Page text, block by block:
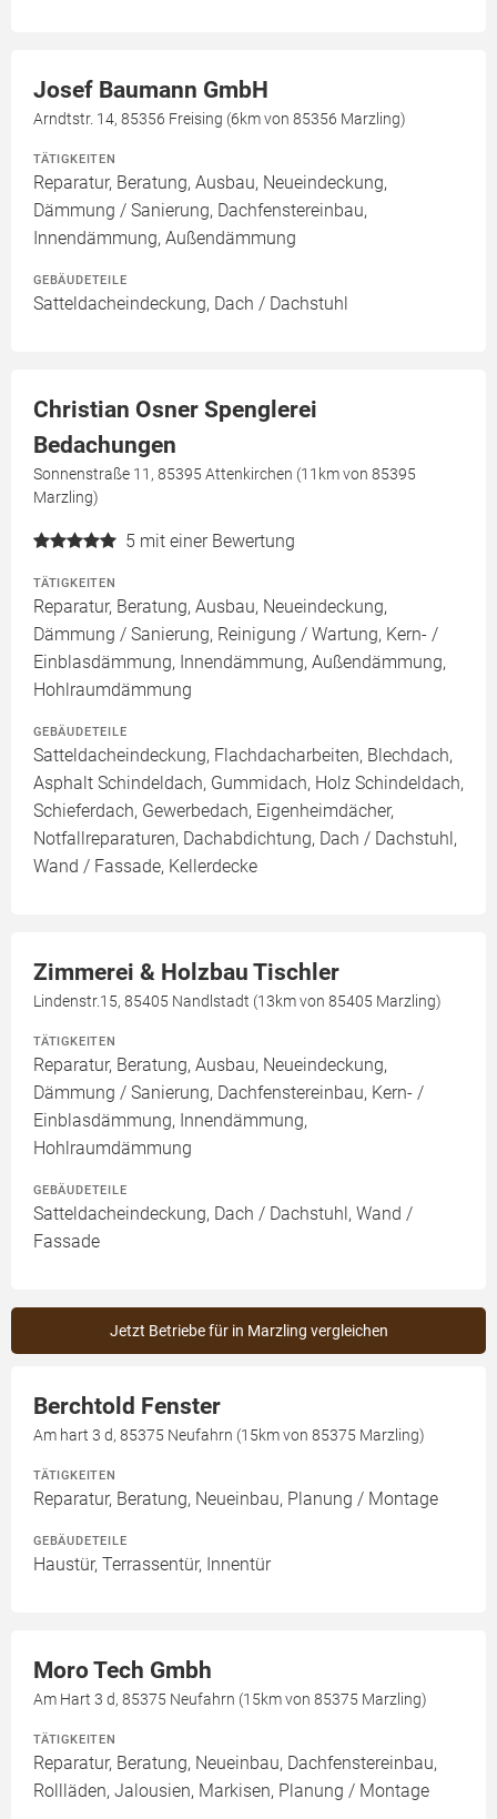
Josef Baumann GmbH
Arndtstr. 14, 85356 Freising (6km von 85356 Marzling)
TÄTIGKEITEN
Reparatur, Beratung, Ausbau, Neueindeckung,
Dämmung / Sanierung, Dachfenstereinbau,
Innendämmung, Außendämmung
GEBÄUDETEILE
Satteldacheindeckung, Dach / Dachstuhl
Christian Osner Spenglerei
Bedachungen
Sonnenstraße 11, 85395 Attenkirchen (11km von 85395
Marzling)
5 mit einer Bewertung
TÄTIGKEITEN
Reparatur, Beratung, Ausbau, Neueindeckung,
Dämmung / Sanierung, Reinigung / Wartung, Kern- /
Einblasdämmung, Innendämmung, Außendämmung,
Hohlraumdämmung
GEBÄUDETEILE
Satteldacheindeckung, Flachdacharbeiten, Blechdach,
Asphalt Schindeldach, Gummidach, Holz Schindeldach,
Schieferdach, Gewerbedach, Eigenheimdächer,
Notfallreparaturen, Dachabdichtung, Dach / Dachstuhl,
Wand / Fassade, Kellerdecke
Zimmerei & Holzbau Tischler
Lindenstr.15, 85405 Nandlstadt (13km von 85405 Marzling)
TÄTIGKEITEN
Reparatur, Beratung, Ausbau, Neueindeckung,
Dämmung / Sanierung, Dachfenstereinbau, Kern- /
Einblasdämmung, Innendämmung,
Hohlraumdämmung
GEBÄUDETEILE
Satteldacheindeckung, Dach / Dachstuhl, Wand /
Fassade
Jetzt Betriebe für in Marzling vergleichen
Berchtold Fenster
Am hart 3 d, 85375 Neufahrn (15km von 85375 Marzling)
TÄTIGKEITEN
Reparatur, Beratung, Neueinbau, Planung / Montage
GEBÄUDETEILE
Haustür, Terrassentür, Innentür
Moro Tech Gmbh
Am Hart 3 d, 85375 Neufahrn (15km von 85375 Marzling)
TÄTIGKEITEN
Reparatur, Beratung, Neueinbau, Dachfenstereinbau,
Rollläden, Jalousien, Markisen, Planung / Montage